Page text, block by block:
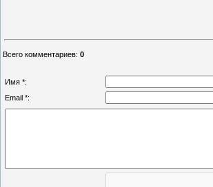
Всего комментариев: 0
Имя *:
Email *: